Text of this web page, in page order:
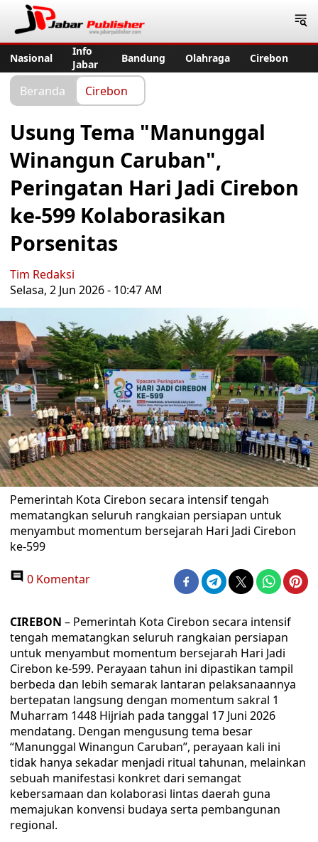
Nasional
Info
Jabar
Bandung Olahraga Cirebon
Beranda Cirebon
Usung Tema "Manunggal
Winangun Caruban",
Peringatan Hari Jadi Cirebon
ke-599 Kolaborasikan
Porsenitas
Tim Redaksi
Selasa, 2 Jun 2026 - 10:47 AM
Pemerintah Kota Cirebon secara intensif tengah
mematangkan seluruh rangkaian persiapan untuk
menyambut momentum bersejarah Hari Jadi Cirebon
ke-599
0 Komentar
CIREBON – Pemerintah Kota Cirebon secara intensif
tengah mematangkan seluruh rangkaian persiapan
untuk menyambut momentum bersejarah Hari Jadi
Cirebon ke-599. Perayaan tahun ini dipastikan tampil
berbeda dan lebih semarak lantaran pelaksanaannya
bertepatan langsung dengan momentum sakral 1
Muharram 1448 Hijriah pada tanggal 17 Juni 2026
mendatang. Dengan mengusung tema besar
“Manunggal Winangun Caruban”, perayaan kali ini
tidak hanya sekadar menjadi ritual tahunan, melainkan
sebuah manifestasi konkret dari semangat
kebersamaan dan kolaborasi lintas daerah guna
memajukan konvensi budaya serta pembangunan
regional.